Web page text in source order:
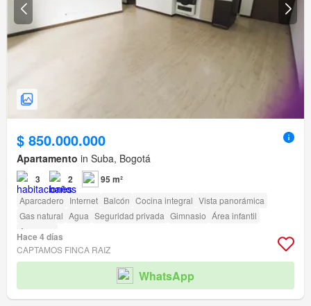
$ 850.000.000
Apartamento in Suba, Bogotá
3 2 95 m²
Aparcadero Internet Balcón Cocina integral Vista panorámica
Gas natural Agua Seguridad privada Gimnasio Área infantil
Ascensor
Hace 4 días
CAPTAMOS FINCA RAIZ
WhatsApp